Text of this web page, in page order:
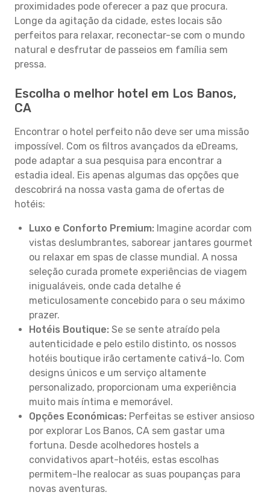
proximidades pode oferecer a paz que procura.
Longe da agitação da cidade, estes locais são
perfeitos para relaxar, reconectar-se com o mundo
natural e desfrutar de passeios em família sem
pressa.
Escolha o melhor hotel em Los Banos,
CA
Encontrar o hotel perfeito não deve ser uma missão
impossível. Com os filtros avançados da eDreams,
pode adaptar a sua pesquisa para encontrar a
estadia ideal. Eis apenas algumas das opções que
descobrirá na nossa vasta gama de ofertas de
hotéis:
Luxo e Conforto Premium: Imagine acordar com
vistas deslumbrantes, saborear jantares gourmet
ou relaxar em spas de classe mundial. A nossa
seleção curada promete experiências de viagem
inigualáveis, onde cada detalhe é
meticulosamente concebido para o seu máximo
prazer.
Hotéis Boutique: Se se sente atraído pela
autenticidade e pelo estilo distinto, os nossos
hotéis boutique irão certamente cativá-lo. Com
designs únicos e um serviço altamente
personalizado, proporcionam uma experiência
muito mais íntima e memorável.
Opções Económicas: Perfeitas se estiver ansioso
por explorar Los Banos, CA sem gastar uma
fortuna. Desde acolhedores hostels a
convidativos apart-hotéis, estas escolhas
permitem-lhe realocar as suas poupanças para
novas aventuras.